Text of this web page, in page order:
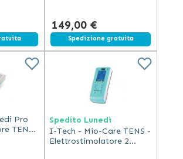
149,00 €
Spedizione gratuita
Pro
TENS
Spedito Lunedì
I-Tech - Mio-Care TENS -
Elettrostimolatore 2